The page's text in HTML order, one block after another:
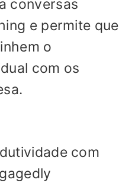
conversas
e permite que
o
com os
com